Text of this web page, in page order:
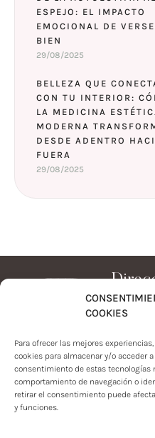
COOKIES
Para ofrecer las mejores
cookies para almacenar y/o acceder
consentimiento de estas tecnologías
comportamiento de navegación o
retirar el consentimiento puede
y funciones.
ESPEJO: EL IMPACTO
EMOCIONAL DE VERSE
BIEN
29/08/2025
BELLEZA QUE
CON TU INTERIOR:
LA MEDICINA
MODERNA
DESDE ADENTRO
FUERA
29/08/2025
Calle 16
Barrio
Valle del
Lunes-
– 7pm;
Clínica de la Belleza by